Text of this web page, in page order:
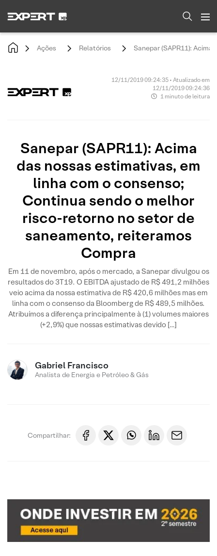
Ações Relatórios Sanepar (SAPR11):
12/11/2019 09:24:35 • Atualizado em
12/11/2019 09:24:36
1 minuto de leitura
Sanepar (SAPR11): Acima
das nossas estimativas, em
linha com o consenso;
Continua sendo o melhor
risco-retorno no setor de
saneamento, reiteramos
Compra
Em 11 de novembro, após o mercado, a Sanepar divulgou os
resultados do 3T19. O EBITDA ajustado de R$ 491,2 milhões
veio acima da nossa estimativa de R$ 420,6 milhões mas em
linha com o consenso da Bloomberg de R$ 489,5 milhões.
Atribuímos a diferença principalmente à (1) volumes maiores
(+2,9%) que nossas estimativas devido […]
Gabriel Francisco
Analista de Energia e Petróleo & Gás
Compartilhar: